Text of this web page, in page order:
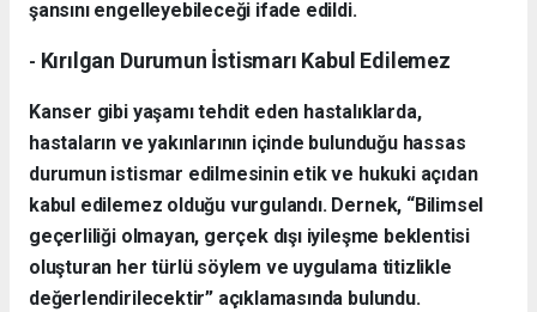
şansını engelleyebileceği ifade edildi.
- Kırılgan Durumun İstismarı Kabul Edilemez
Kanser gibi yaşamı tehdit eden hastalıklarda,
hastaların ve yakınlarının içinde bulunduğu hassas
durumun istismar edilmesinin etik ve hukuki açıdan
kabul edilemez olduğu vurgulandı. Dernek, “Bilimsel
geçerliliği olmayan, gerçek dışı iyileşme beklentisi
oluşturan her türlü söylem ve uygulama titizlikle
değerlendirilecektir” açıklamasında bulundu.